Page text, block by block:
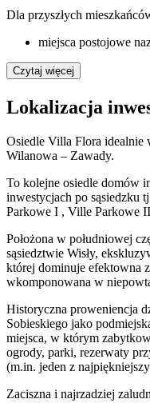
Dla przyszłych
miejsca postojowe
Czytaj więcej
Lokalizacja
Osiedle Villa Flora
Wilanowa – Zawady.
To kolejne osiedle domów
inwestycjach po sąsiedzku
Parkowe I , Ville Parkowe
Położona w południowej
sąsiedztwie Wisły,
której dominuje efektowna
wkomponowana w
Historyczna proweniencja
Sobieskiego jako
miejsca, w którym
ogrody, parki, rezerwaty
(m.in. jeden z
Zaciszna i najrzadziej